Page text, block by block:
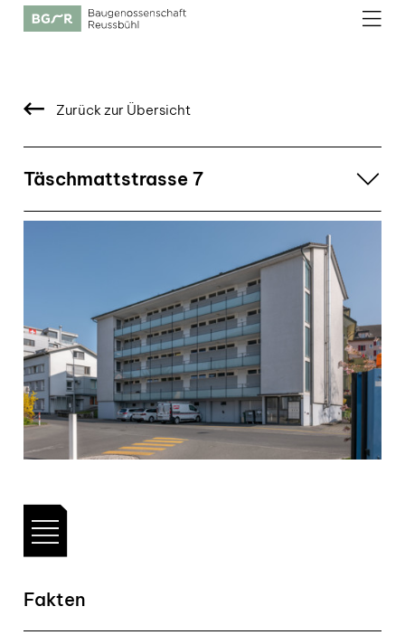
Zurück zur Übersicht
Täschmattstrasse 7
Fakten